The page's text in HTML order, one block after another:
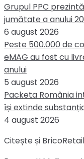
Grupul PPC
jumătate a anului
6 august 2026
Peste 500.000 de
eMAG au fost cu
anului
5 august 2026
Packeta România
își extinde
4 august 2026
Citește și